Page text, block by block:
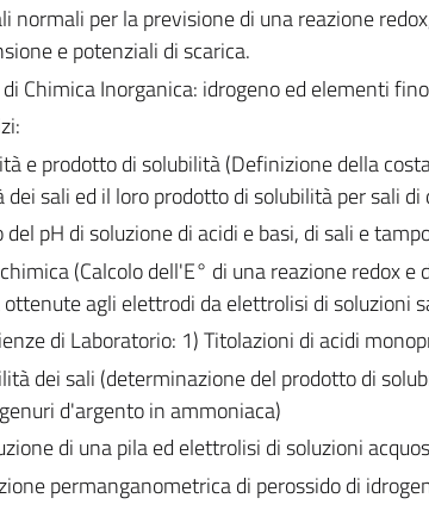
normali per la previsione di una reazione
e potenziali di scarica.
Chimica Inorganica: idrogeno ed elementi
e prodotto di solubilità (Definizione della
dei sali ed il loro prodotto di solubilità per sali
del pH di soluzione di acidi e basi, di sali e
(Calcolo dell'E° di una reazione redox
agli elettrodi da elettrolisi di soluzioni
di Laboratorio: 1) Titolazioni di acidi
dei sali (determinazione del prodotto di
d'argento in ammoniaca)
di una pila ed elettrolisi di soluzioni
permanganometrica di perossido di